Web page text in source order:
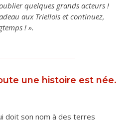
quelques grands acteurs !
aux Triellois et continuez,
! ».
une histoire est née.
doit son nom à des terres